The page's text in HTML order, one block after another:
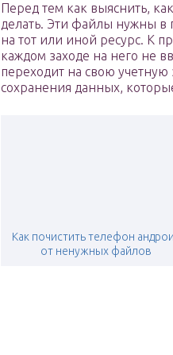
Перед тем как выяснить,
делать. Эти файлы нужны в
на тот или иной ресурс. К
каждом заходе на него не
переходит на свою учетную
сохранения данных,
Как почистить телефон
от ненужных файлов